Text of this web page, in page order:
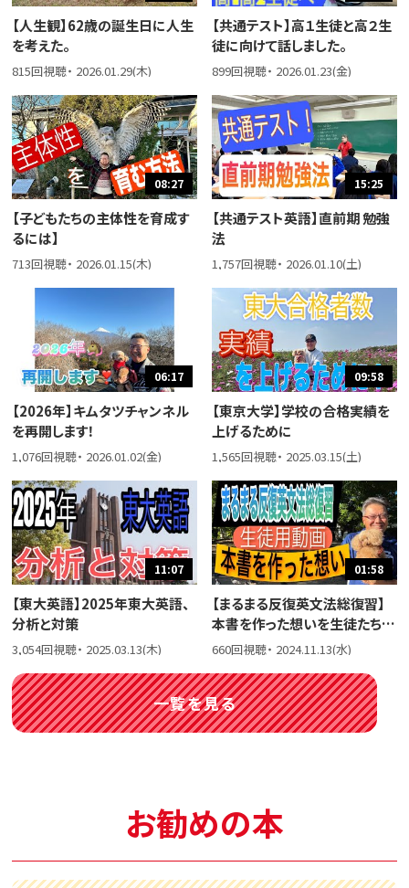
【人生観】62歳の誕生日に人生
を考えた。
815回視聴・ 2026.01.29(木)
【共通テスト】高１生徒と高２生
徒に向けて話しました。
899回視聴・ 2026.01.23(金)
08:27
【子どもたちの主体性を育成す
るには】
713回視聴・ 2026.01.15(木)
15:25
【共通テスト英語】直前期 勉強
法
1,757回視聴・ 2026.01.10(土)
06:17
【2026年】キムタツチャンネル
を再開します！
1,076回視聴・ 2026.01.02(金)
09:58
【東京大学】学校の合格実績を
上げるために
1,565回視聴・ 2025.03.15(土)
11:07
【東大英語】2025年東大英語、
分析と対策
3,054回視聴・ 2025.03.13(木)
01:58
【まるまる反復英文法総復習】
本書を作った想いを生徒たちに
話しました。
660回視聴・ 2024.11.13(水)
一覧を見る
お勧めの本